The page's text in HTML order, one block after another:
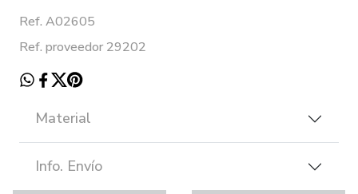
Ref. A02605
Ref. proveedor 29202
Material
Info. Envío